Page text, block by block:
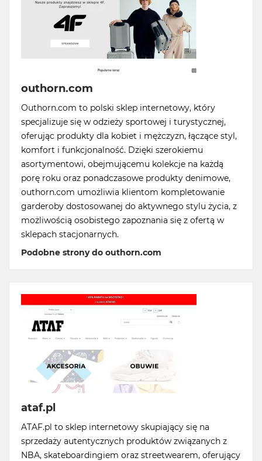
outhorn.com
Outhorn.com to polski sklep internetowy, który
specjalizuje się w odzieży sportowej i turystycznej,
oferując produkty dla kobiet i mężczyzn, łączące styl,
komfort i funkcjonalność. Dzięki szerokiemu
asortymentowi, obejmującemu kolekcje na każdą
porę roku oraz ponadczasowe produkty denimowe,
outhorn.com umożliwia klientom kompletowanie
garderoby dostosowanej do aktywnego stylu życia, z
możliwością osobistego zapoznania się z ofertą w
sklepach stacjonarnych.
Podobne strony do outhorn.com
ataf.pl
ATAF.pl to sklep internetowy skupiający się na
sprzedaży autentycznych produktów związanych z
NBA, skateboardingiem oraz streetwearem, oferujący